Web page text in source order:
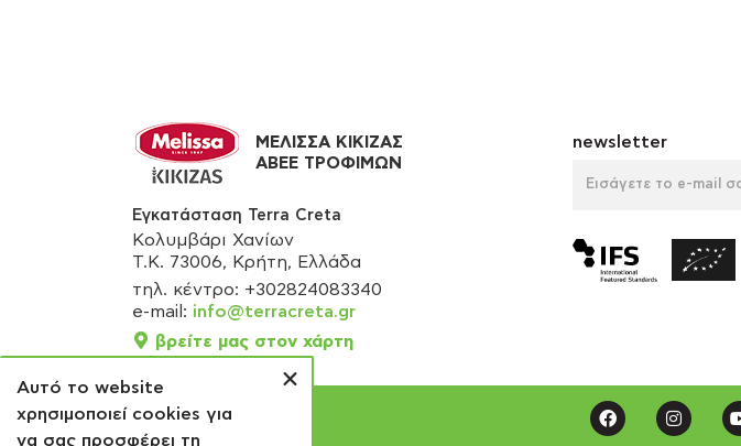
ΜΕΛΙΣΣΑ ΚΙΚΙΖΑΣ
ΑΒΕΕ ΤΡΟΦΙΜΩΝ
Εγκατάσταση Terra Creta
Κολυμβάρι Χανίων
Τ.Κ. 73006, Κρήτη, Ελλάδα
τηλ. κέντρο: +302824083340
e-mail: info@terracreta.gr
βρείτε μας στον χάρτη
newsletter
Αυτό το website
χρησιμοποιεί cookies για
να σας προσφέρει τη